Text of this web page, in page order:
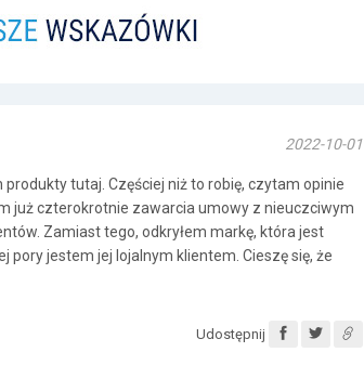
2022-10-01
tutaj. Częściej niż to robię, czytam opinie
już czterokrotnie zawarcia umowy z nieuczciwym
Zamiast tego, odkryłem markę, która jest
jestem jej lojalnym klientem. Cieszę się, że
Udostępnij